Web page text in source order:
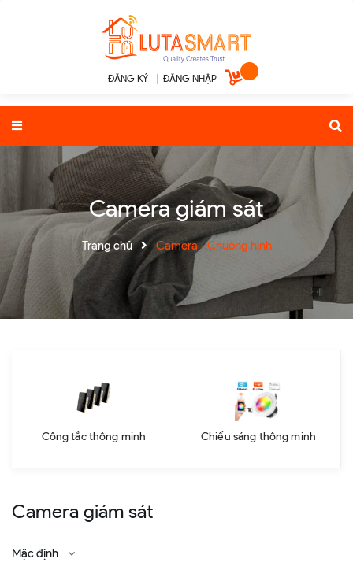
ĐĂNG KÝ ĐĂNG NHẬP
Camera giám sát
Trang chủ Camera - Chuông hình
Công tắc thông minh Chiếu sáng thông minh
Camera giám sát
Mặc định